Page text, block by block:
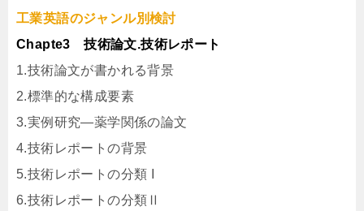
工業英語のジャンル別検討
Chapte3 技術論文.技術レポート
1.技術論文が書かれる背景
2.標準的な構成要素
3.実例研究―薬学関係の論文
4.技術レポートの背景
5.技術レポートの分類 I
6.技術レポートの分類Ⅱ